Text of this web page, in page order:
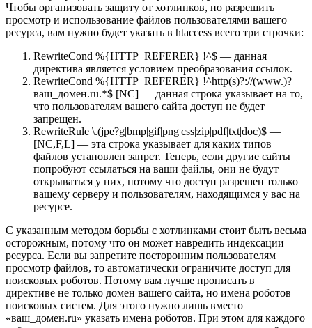
Чтобы организовать защиту от хотлинков, но разрешить
просмотр и использование файлов пользователями вашего
ресурса, вам нужно будет указать в htaccess всего три строчки:
RewriteCond %{HTTP_REFERER} !^$ — данная
директива является условием преобразования ссылок.
RewriteCond %{HTTP_REFERER} !^http(s)?://(www.)?
ваш_домен.ru.*$ [NC] — данная строка указывает на то,
что пользователям вашего сайта доступ не будет
запрещен.
RewriteRule \.(jpe?g|bmp|gif|png|css|zip|pdf|txt|doc)$ —
[NC,F,L] — эта строка указывает для каких типов
файлов установлен запрет. Теперь, если другие сайты
попробуют ссылаться на ваши файлы, они не будут
открываться у них, потому что доступ разрешен только
вашему серверу и пользователям, находящимся у вас на
ресурсе.
С указанным методом борьбы с хотлинками стоит быть весьма
осторожным, потому что он может навредить индексации
ресурса. Если вы запретите посторонним пользователям
просмотр файлов, то автоматически ограничите доступ для
поисковых роботов. Потому вам лучше прописать в
директиве не только домен вашего сайта, но имена роботов
поисковых систем. Для этого нужно лишь вместо
«ваш_домен.ru» указать имена роботов. При этом для каждого